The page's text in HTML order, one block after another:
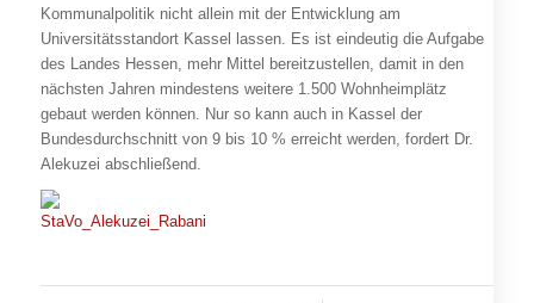
Kommunalpolitik nicht allein mit der Entwicklung am
Universitätsstandort Kassel lassen. Es ist eindeutig die Aufgabe
des Landes Hessen, mehr Mittel bereitzustellen, damit in den
nächsten Jahren mindestens weitere 1.500 Wohnheimplätz
gebaut werden können. Nur so kann auch in Kassel der
Bundesdurchschnitt von 9 bis 10 % erreicht werden, fordert Dr.
Alekuzei abschließend.